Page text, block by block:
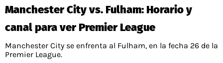
Manchester City vs. Fulham: Horario y
canal para ver Premier League
Manchester City se enfrenta al Fulham, en la fecha 26 de la
Premier League.